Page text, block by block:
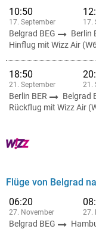
10:50
17. September 17.
Belgrad BEG
Berlin
Hinflug mit Wizz Air
18:50
21. September 21.
Berlin BER
Belgrad
Rückflug mit Wizz Air
Flüge von Belgrad
06:20
27. November 27.
Belgrad BEG